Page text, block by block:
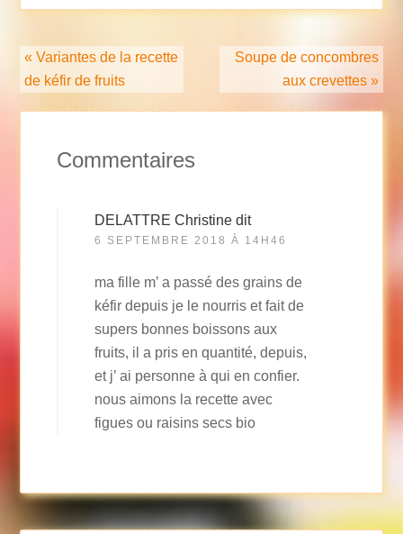
« Variantes de la recette
de kéfir de fruits
Soupe de concombres
aux crevettes »
Commentaires
DELATTRE Christine dit
6 SEPTEMBRE 2018 À 14H46
ma fille m’ a passé des grains de
kéfir depuis je le nourris et fait de
supers bonnes boissons aux
fruits, il a pris en quantité, depuis,
et j’ ai personne à qui en confier.
nous aimons la recette avec
figues ou raisins secs bio